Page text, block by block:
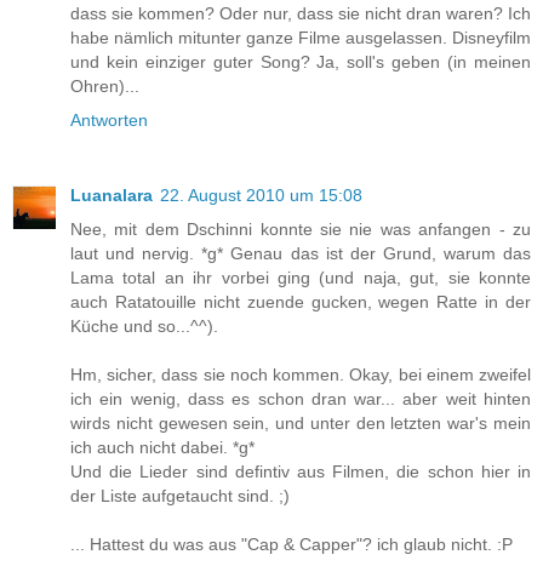
dass sie kommen? Oder nur, dass sie nicht dran waren? Ich
habe nämlich mitunter ganze Filme ausgelassen. Disneyfilm
und kein einziger guter Song? Ja, soll's geben (in meinen
Ohren)...
Antworten
Luanalara 22. August 2010 um 15:08
Nee, mit dem Dschinni konnte sie nie was anfangen - zu
laut und nervig. *g* Genau das ist der Grund, warum das
Lama total an ihr vorbei ging (und naja, gut, sie konnte
auch Ratatouille nicht zuende gucken, wegen Ratte in der
Küche und so...^^).
Hm, sicher, dass sie noch kommen. Okay, bei einem zweifel
ich ein wenig, dass es schon dran war... aber weit hinten
wirds nicht gewesen sein, und unter den letzten war's mein
ich auch nicht dabei. *g*
Und die Lieder sind defintiv aus Filmen, die schon hier in
der Liste aufgetaucht sind. ;)
... Hattest du was aus "Cap & Capper"? ich glaub nicht. :P